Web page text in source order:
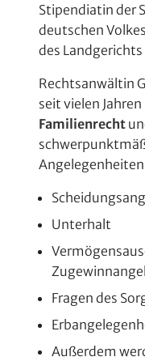
Impressum
Stipendiatin der
deutschen
des
Rechtsanwältin
seit vielen Jahren
Familienrecht
Unterhalt
Fragen des
Außerdem